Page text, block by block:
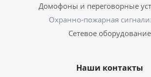
Домофоны и переговорные
Охранно-пожарная
Сетевое оборудование
Наши контакты